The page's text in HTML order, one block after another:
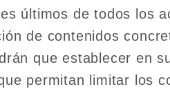
últimos de todos los
de contenidos
que establecer en
permitan limitar los